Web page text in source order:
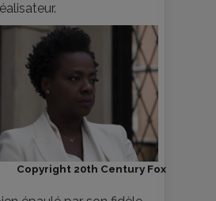
Copyright 20th Century Fox